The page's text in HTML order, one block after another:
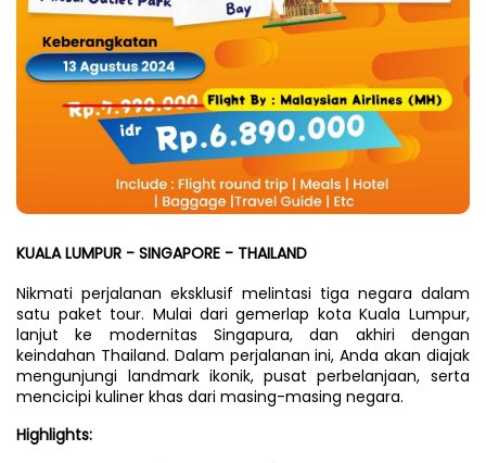
KUALA LUMPUR - SINGAPORE - THAILAND
Nikmati perjalanan eksklusif melintasi tiga negara dalam
satu paket tour. Mulai dari gemerlap kota Kuala Lumpur,
lanjut ke modernitas Singapura, dan akhiri dengan
keindahan Thailand. Dalam perjalanan ini, Anda akan diajak
mengunjungi landmark ikonik, pusat perbelanjaan, serta
mencicipi kuliner khas dari masing-masing negara.
Highlights: